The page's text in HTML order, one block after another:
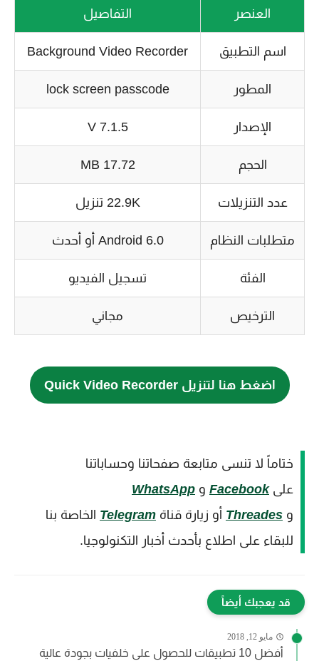
العنصر التفاصيل
اسم التطبيق Background Video Recorder
المطور lock screen passcode
الإصدار 7.1.5 V
الحجم 17.72 MB
عدد التنزيلات 22.9K تنزيل
متطلبات النظام Android 6.0 أو أحدث
الفئة تسجيل الفيديو
الترخيص مجاني
اضغط هنا لتنزيل Quick Video Recorder
ختاماً لا تنسى متابعة صفحاتنا وحساباتنا
علىFacebook و WhatsApp
و Threades أو زيارة قناة Telegram الخاصة بنا
للبقاء على اطلاع بأحدث أخبار التكنولوجيا.
قد يعجبك أيضاً
مايو 12, 2018
أفضل 10 تطبيقات للحصول على خلفيات بجودة عالية